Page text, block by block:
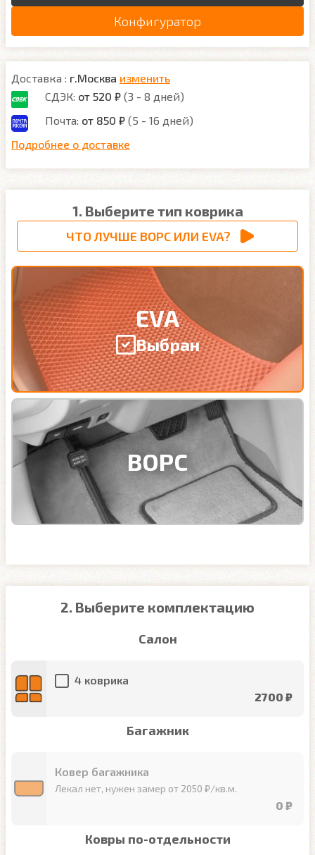
Конфигуратор
Доставка : г.Москва изменить
СДЭК: от 520 ₽ (3 - 8 дней)
Почта: от 850 ₽ (5 - 16 дней)
Подробнее о доставке
1. Выберите тип коврика
ЧТО ЛУЧШЕ ВОРС ИЛИ EVA?
EVA
Выбран
ВОРС
2. Выберите комплектацию
Салон
4 коврика
2700 ₽
Багажник
Ковер багажника
Лекал нет, нужен замер от 2050 ₽/кв.м.
0 ₽
Ковры по-отдельности